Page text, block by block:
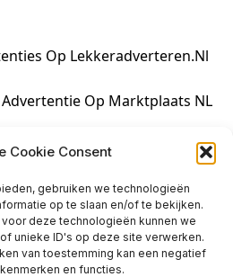
Cookie Consent
gebruiken we technologieën
op te slaan en/of te bekijken.
deze technologieën kunnen we
unieke ID's op deze site verwerken.
van toestemming kan een negatief
en functies.
Op Lekkeradverteren.nl
Op Marktplaats NL
Voor Succesvolle Marketing